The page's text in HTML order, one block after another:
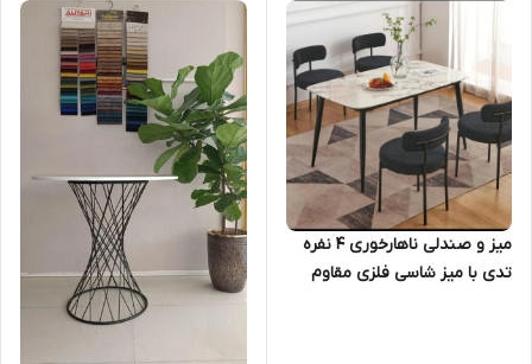
میز و صندلی ناهارخوری ۴ نفره
تدی با میز شاسی فلزی مقاوم